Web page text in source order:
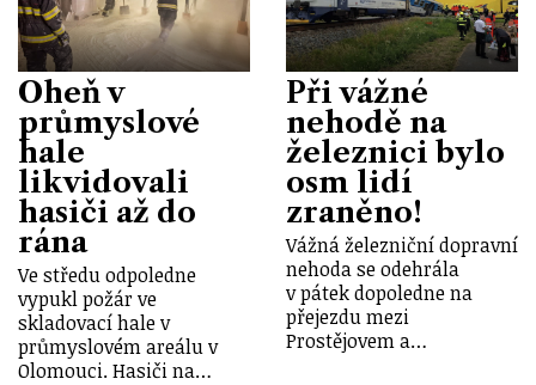
Oheň v
průmyslové
hale
likvidovali
hasiči až do
rána
Ve středu odpoledne
vypukl požár ve
skladovací hale v
průmyslovém areálu v
Olomouci. Hasiči na…
Při vážné
nehodě na
železnici bylo
osm lidí
zraněno!
Vážná železniční dopravní
nehoda se odehrála
v pátek dopoledne na
přejezdu mezi
Prostějovem a…